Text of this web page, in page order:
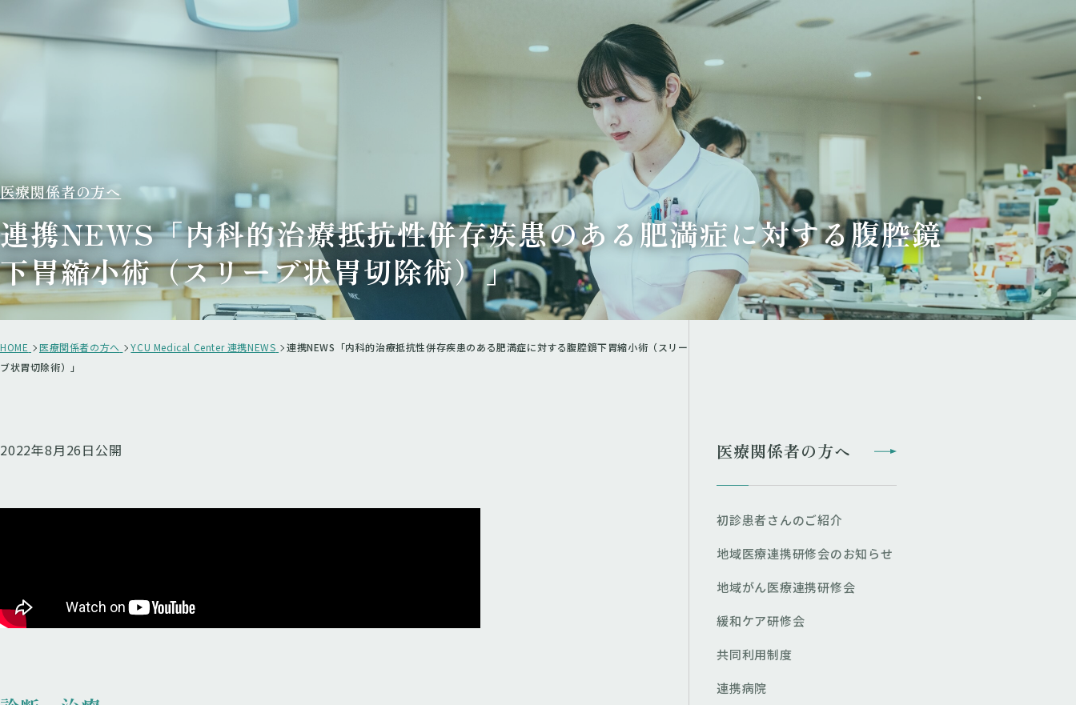
医療関係者の方へ
連携NEWS「内科的治療抵抗性併存疾患のある肥満症に対する腹腔鏡
下胃縮小術（スリーブ状胃切除術）」
HOME 医療関係者の方へ YCU Medical Center 連携NEWS
連携NEWS「内科的治療抵抗性併存疾患のある肥満症に対する腹腔鏡下胃縮小術（スリー
ブ状胃切除術）」
2022年8月26日公開 医療関係者の方へ
初診患者さんのご紹介
地域医療連携研修会のお知らせ
地域がん医療連携研修会
緩和ケア研修会
共同利用制度
連携病院